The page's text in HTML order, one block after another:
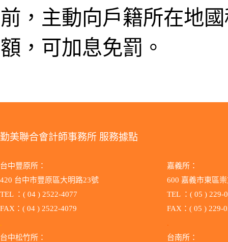
前，主動向戶籍所在地
額，可加息免罰。
勤美聯合會計師事務所 服務據點
台中豐原所：
420 台中市豐原區大明路23號
TEL ：( 04 ) 2522-4077
FAX：( 04 ) 2522-4079
.
台中松竹所：
嘉義所：
600 嘉義市東區
TEL ：( 05 ) 229-
FAX：( 05 ) 229-
.
台南所：